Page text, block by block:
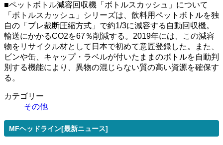
■ペットボトル減容回収機「ボトルスカッシュ」について
「ボトルスカッシュ」シリーズは、飲料用ペットボトルを独
自の「プレ裁断圧縮方式」で約1/3に減容する自動回収機。
輸送にかかるCO2を67％削減する。2019年には、この減容
物をリサイクル材として日本で初めて意匠登録した。また、
ビンや缶、キャップ・ラベルが付いたままのボトルを自動判
別する機能により、異物の混じらない質の高い資源を確保す
る。
カテゴリー
その他
MFヘッドライン[最新ニュース]